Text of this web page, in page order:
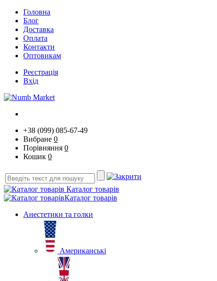
Головна
Блог
Доставка
Оплата
Контакти
Оптовикам
Реєстрація
Вхід
+38 (099) 085-67-49
Вибране 0
Порівняння 0
Кошик 0
Каталог товарів
Каталог товарів
Анестетики та голки
Американські